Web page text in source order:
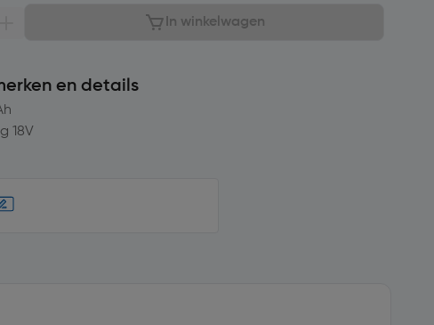
In winkelwagen
en details
18V